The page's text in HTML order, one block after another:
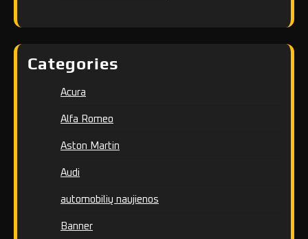
Categories
Acura
Alfa Romeo
Aston Martin
Audi
automobilių naujienos
Banner